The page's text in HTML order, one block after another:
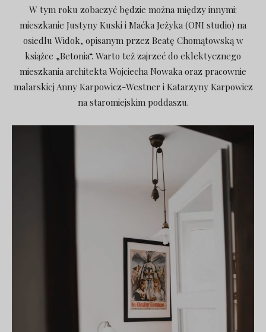
W tym roku zobaczyć będzie można między innymi:
mieszkanie Justyny Kuski i Maćka Jeżyka (ONI studio) na
osiedlu Widok, opisanym przez Beatę Chomątowską w
książce „Betonia“. Warto też zajrzeć do eklektycznego
mieszkania architekta Wojciecha Nowaka oraz pracownie
malarskiej Anny Karpowicz-Westner i Katarzyny Karpowicz
na staromiejskim poddaszu.